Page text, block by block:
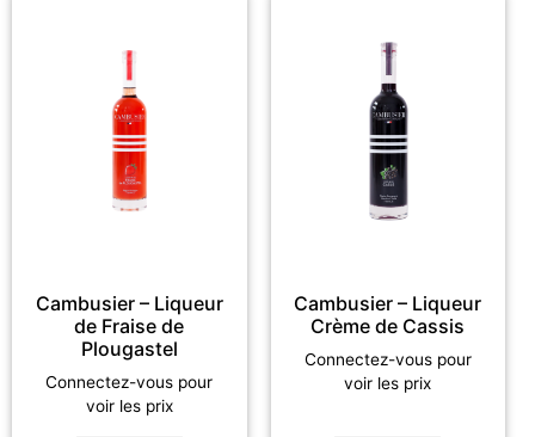
Cambusier – Liqueur
de Fraise de
Plougastel
Connectez-vous pour
voir les prix
Cambusier – Liqueur
Crème de Cassis
Connectez-vous pour
voir les prix